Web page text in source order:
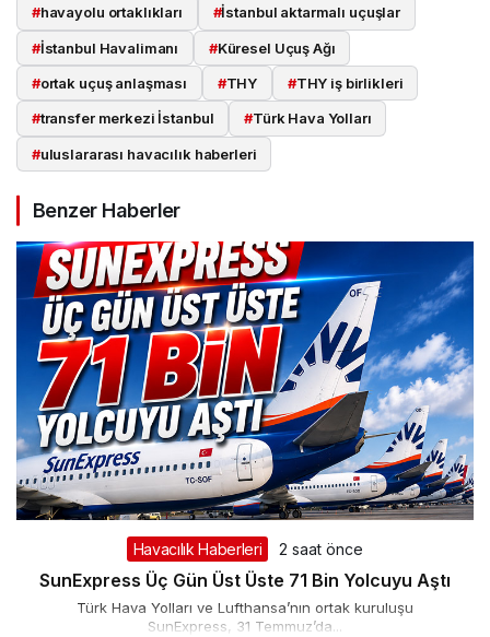
#havayolu ortaklıkları #İstanbul aktarmalı uçuşlar
#İstanbul Havalimanı #Küresel Uçuş Ağı
#ortak uçuş anlaşması #THY #THY iş birlikleri
#transfer merkezi İstanbul #Türk Hava Yolları
#uluslararası havacılık haberleri
Benzer Haberler
Havacılık Haberleri 2 saat önce
SunExpress Üç Gün Üst Üste 71 Bin Yolcuyu Aştı
Türk Hava Yolları ve Lufthansa’nın ortak kuruluşu
SunExpress, 31 Temmuz’da...